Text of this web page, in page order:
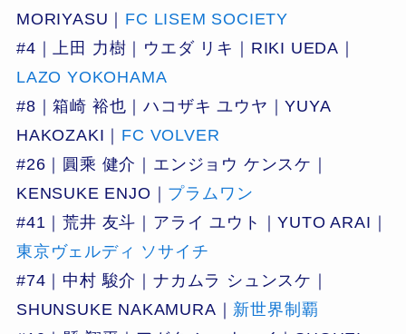
MORIYASU｜ FC LISEM SOCIETY
#4｜上田 力樹｜ウエダ リキ｜RIKI UEDA｜
LAZO YOKOHAMA
#8｜箱崎 裕也｜ハコザキ ユウヤ｜YUYA
HAKOZAKI｜ FC VOLVER
#26｜圓乘 健介｜エンジョウ ケンスケ｜
KENSUKE ENJO｜ プラムワン
#41｜荒井 友斗｜アライ ユウト｜YUTO ARAI｜
東京ヴェルディ ソサイチ
#74｜中村 駿介｜ナカムラ シュンスケ｜
SHUNSUKE NAKAMURA｜ 新世界制覇